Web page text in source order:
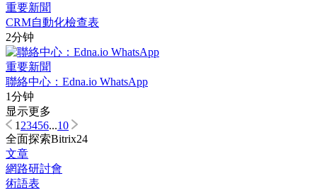
重要新聞
CRM自動化檢查表
2分钟
重要新聞
聯絡中心：Edna.io WhatsApp
1分钟
显示更多
1 23456...10
全面探索Bitrix24
文章
網路研討會
術語表